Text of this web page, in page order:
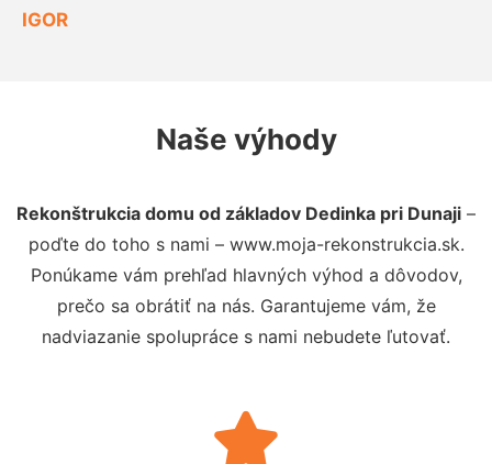
IGOR
Naše výhody
Rekonštrukcia domu od základov Dedinka pri Dunaji –
poďte do toho s nami – www.moja-rekonstrukcia.sk.
Ponúkame vám prehľad hlavných výhod a dôvodov,
prečo sa obrátiť na nás. Garantujeme vám, že
nadviazanie spolupráce s nami nebudete ľutovať.